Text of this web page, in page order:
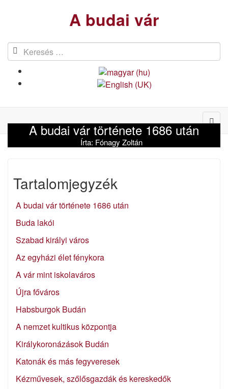
A budai vár
A budai vár története 1686 után
Írta: Fónagy Zoltán
Tartalomjegyzék
A budai vár története 1686 után
Buda lakói
Szabad királyi város
Az egyházi élet fénykora
A vár mint iskolaváros
Újra főváros
Habsburgok Budán
A nemzet kultikus központja
Királykoronázások Budán
Katonák és más fegyveresek
Kézművesek, szőlősgazdák és kereskedők